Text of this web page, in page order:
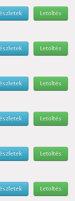
Letöltés
Letöltés
Letöltés
Letöltés
Letöltés
Letöltés